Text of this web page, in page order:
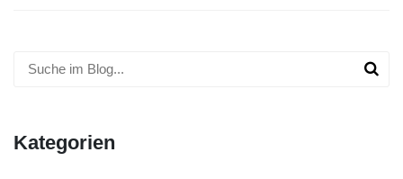
Kategorien